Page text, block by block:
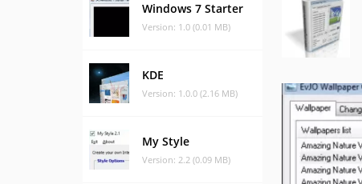
Windows 7 Starter
Version: 1.0 (0.01 MB)
KDE
Version: 1.0.0 (2.16 MB)
My Style
Version: 2.2 (0.09 MB)